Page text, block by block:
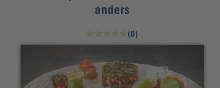
anders
(0)